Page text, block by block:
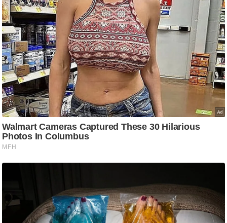
ड
हॉ
ली
वु
ड
फि
ल्म
स
मी
क्षा
B
k